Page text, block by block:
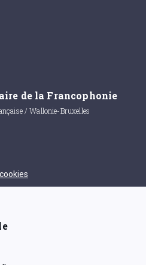
de la Francophonie
/ Wallonie-Bruxelles